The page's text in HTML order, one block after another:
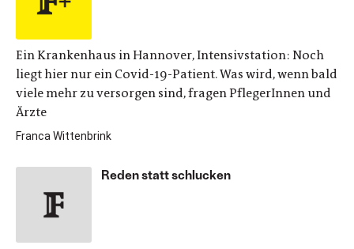
Ein Krankenhaus in Hannover, Intensivstation: Noch
liegt hier nur ein Covid-19-Patient. Was wird, wenn bald
viele mehr zu versorgen sind, fragen PflegerInnen und
Ärzte
Franca Wittenbrink
Reden statt schlucken